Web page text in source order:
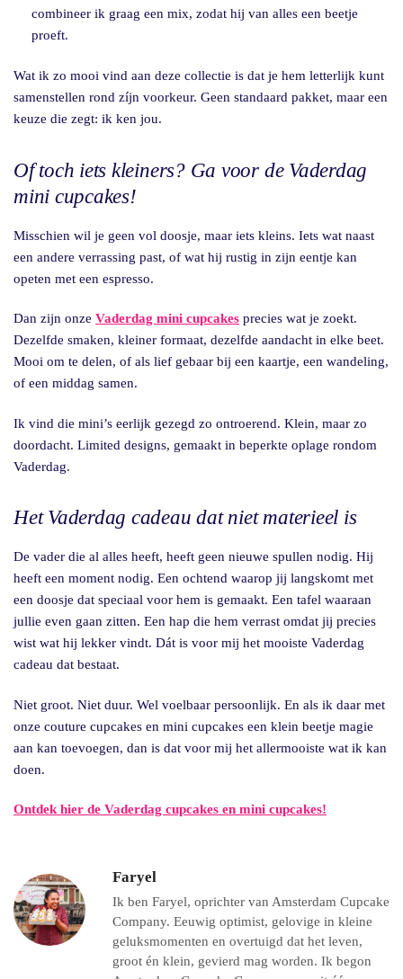
combineer ik graag een mix, zodat hij van alles een beetje
proeft.
Wat ik zo mooi vind aan deze collectie is dat je hem letterlijk kunt
samenstellen rond zíjn voorkeur. Geen standaard pakket, maar een
keuze die zegt: ik ken jou.
Of toch iets kleiners? Ga voor de Vaderdag
mini cupcakes!
Misschien wil je geen vol doosje, maar iets kleins. Iets wat naast
een andere verrassing past, of wat hij rustig in zijn eentje kan
opeten met een espresso.
Dan zijn onze Vaderdag mini cupcakes precies wat je zoekt.
Dezelfde smaken, kleiner formaat, dezelfde aandacht in elke beet.
Mooi om te delen, of als lief gebaar bij een kaartje, een wandeling,
of een middag samen.
Ik vind die mini’s eerlijk gezegd zo ontroerend. Klein, maar zo
doordacht. Limited designs, gemaakt in beperkte oplage rondom
Vaderdag.
Het Vaderdag cadeau dat niet materieel is
De vader die al alles heeft, heeft geen nieuwe spullen nodig. Hij
heeft een moment nodig. Een ochtend waarop jij langskomt met
een doosje dat speciaal voor hem is gemaakt. Een tafel waaraan
jullie even gaan zitten. Een hap die hem verrast omdat jij precies
wist wat hij lekker vindt. Dát is voor mij het mooiste Vaderdag
cadeau dat bestaat.
Niet groot. Niet duur. Wel voelbaar persoonlijk. En als ik daar met
onze couture cupcakes en mini cupcakes een klein beetje magie
aan kan toevoegen, dan is dat voor mij het allermooiste wat ik kan
doen.
Ontdek hier de Vaderdag cupcakes en mini cupcakes!
Faryel
Ik ben Faryel, oprichter van Amsterdam Cupcake
Company. Eeuwig optimist, gelovige in kleine
geluksmomenten en overtuigd dat het leven,
groot én klein, gevierd mag worden. Ik begon